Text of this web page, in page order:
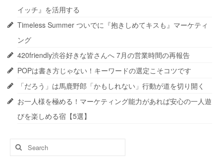
イッチ』を活用する
Timeless Summer ついでに『抱きしめてキスも』マーケティ
ング
420friendly渋谷好きな皆さんへ 7月の営業時間の再報告
POPは書き方じゃない！キーワードの選定こそコツです
「だろう」は馬鹿野郎「かもしれない」行動が道を切り開く
お一人様を極める！マーケティング能力があれば安心の一人遊
びを楽しめる宿【5選】
Search
for: